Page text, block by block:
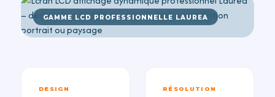
GAMME LCD PROFESSIONNELLE LAUREA
DESIGN RÉSOLUTION